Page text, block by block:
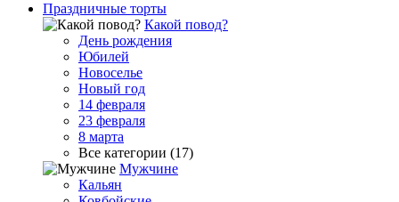
Праздничные торты
Какой повод?
День рождения
Юбилей
Новоселье
Новый год
14 февраля
23 февраля
8 марта
Все категории (17)
Мужчине
Кальян